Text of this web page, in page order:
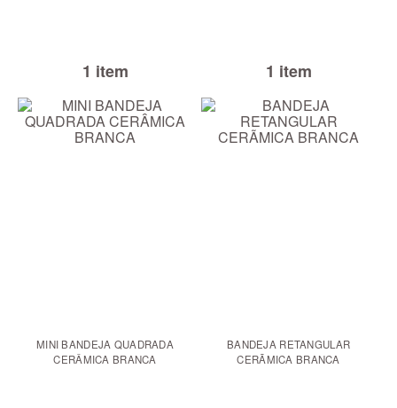
1 item 1 item
MINI BANDEJA QUADRADA
CERÂMICA BRANCA
BANDEJA RETANGULAR
CERÃMICA BRANCA